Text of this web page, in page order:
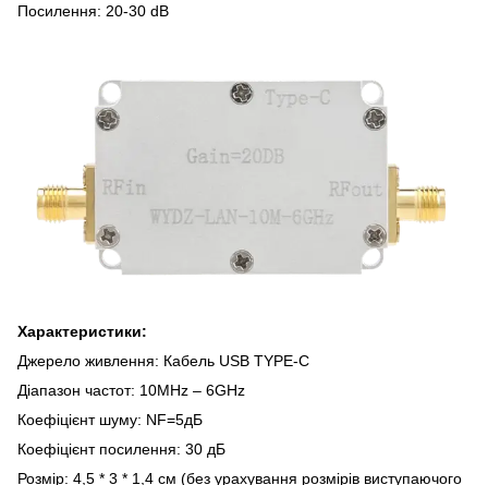
Посилення: 20-30 dB
Характеристики:
Джерело живлення: Кабель USB TYPE-C
Діапазон частот: 10MHz – 6GHz
Коефіцієнт шуму: NF=5дБ
Коефіцієнт посилення: 30 дБ
Розмір: 4,5 * 3 * 1,4 см (без урахування розмірів виступаючого